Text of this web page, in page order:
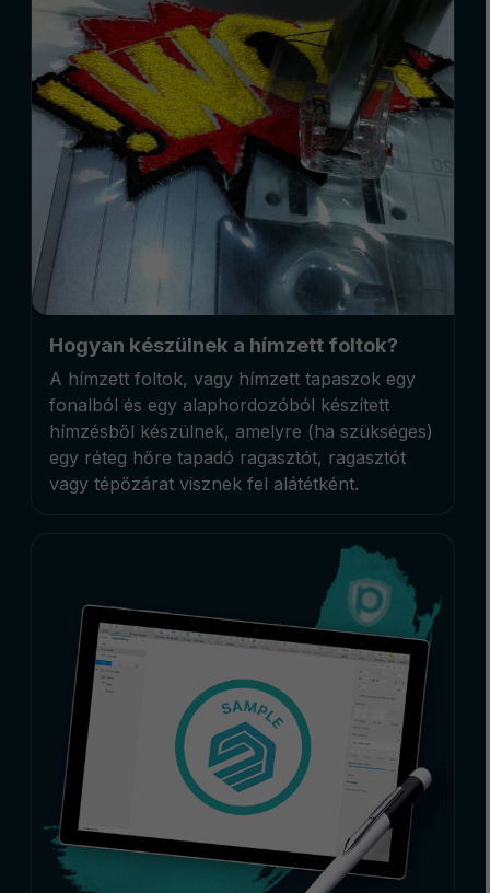
Hogyan készülnek a hímzett foltok?
A hímzett foltok, vagy hímzett tapaszok egy
fonalból és egy alaphordozóból készített
hímzésből készülnek, amelyre (ha szükséges)
egy réteg hőre tapadó ragasztót, ragasztót
vagy tépőzárat visznek fel alátétként.